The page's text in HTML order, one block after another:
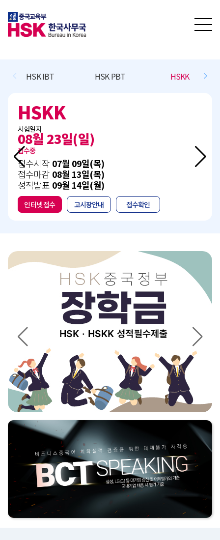
HSK IBT HSK PBT HSKK
HSKK
시험일자
08월 23일(일)
접수중
접수시작 07월 09일(목)
접수마감 08월 13일(목)
성적발표 09월 14일(월)
인터넷 접수 고시장안내 접수확인